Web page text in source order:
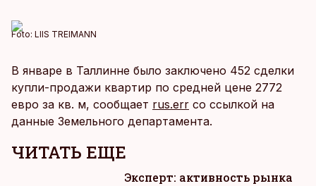
Foto: LIIS TREIMANN
В январе в Таллинне было заключено 452 сделки
купли-продажи квартир по средней цене 2772
евро за кв. м, сообщает rus.err со ссылкой на
данные Земельного департамента.
ЧИТАТЬ ЕЩЕ
Эксперт: активность рынка